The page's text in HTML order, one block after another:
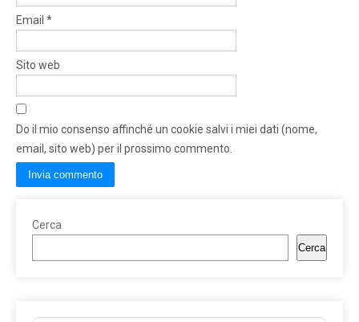
Email *
Sito web
Do il mio consenso affinché un cookie salvi i miei dati (nome,
email, sito web) per il prossimo commento.
Cerca
Cerca